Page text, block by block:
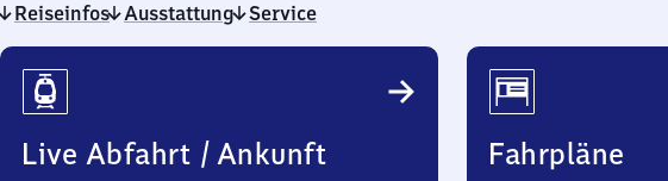
Reiseinfos Ausstattung Service
Reiseinfos
Live Abfahrt / Ankunft Fahrpläne